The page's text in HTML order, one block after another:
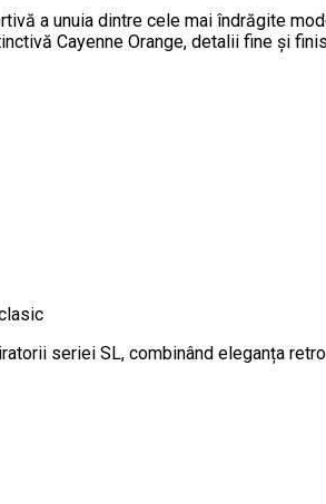
a unuia dintre cele mai îndrăgite
Cayenne Orange, detalii fine și
seriei SL, combinând eleganța